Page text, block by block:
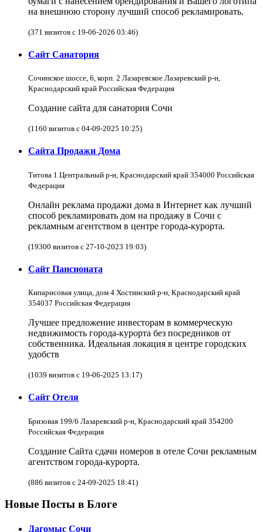
на внешнюю сторону лучший способ рекламировать.
(371 визитов с 19-06-2026 03:46)
Сайт Санатория
Сочинское шоссе, 6, корп. 2 Лазаревское Лазаревский р-н,
Краснодарский край Российская Федерация
Создание сайта для санатория Сочи
(1160 визитов с 04-09-2025 10:25)
Сайта Продажи Дома
Титова 1 Центральный р-н, Краснодарский край 354000 Российская
Федерация
Онлайн реклама продажи дома в Интернет как лучший
способ рекламировать дом на продажу в Сочи с
рекламным агентством в центре города-курорта.
(19300 визитов с 27-10-2023 19:03)
Сайт Пансионата
Кипарисовая улица, дом 4 Хостинский р-н, Краснодарский край
354037 Российская Федерация
Лучшее предложение инвесторам в коммерческую
недвижимость города-курорта без посредников от
собственника. Идеальная локация в центре городских
удобств
(1039 визитов с 19-06-2025 13:17)
Сайт Отеля
Бризовая 199/6 Лазаревский р-н, Краснодарский край 354200
Российская Федерация
Создание Сайта сдачи номеров в отеле Сочи рекламным
агентством города-курорта.
(886 визитов с 24-09-2025 18:41)
Новые Посты в Блоге
Дагомыс Сочи